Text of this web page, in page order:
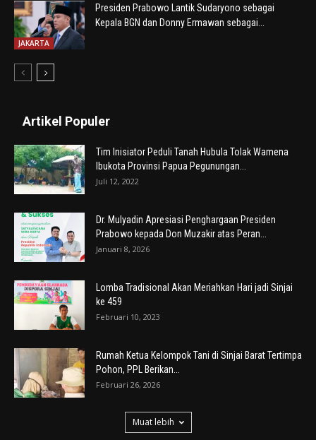
JAKARTA
Presiden Prabowo Lantik Sudaryono sebagai
Kepala BGN dan Donny Ermawan sebagai...
Artikel Populer
Tim Inisiator Peduli Tanah Hubula Tolak Wamena
Ibukota Provinsi Papua Pegunungan...
Juli 12, 2022
Dr. Mulyadin Apresiasi Penghargaan Presiden
Prabowo kepada Don Muzakir atas Peran...
Januari 8, 2026
Lomba Tradisional Akan Meriahkan Hari jadi Sinjai
ke 459
Februari 10, 2023
Rumah Ketua Kelompok Tani di Sinjai Barat Tertimpa
Pohon, PPL Berikan...
Februari 26, 2026
Muat lebih